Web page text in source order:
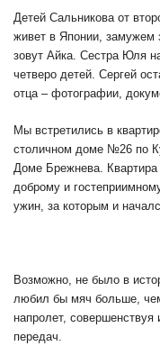
Детей Сальникова от
живет в Японии, замужем
зовут Айка. Сестра Юля
четверо детей. Сергей
отца – фотографии,
Мы встретились в
столичном доме №26 по
Доме Брежнева.
доброму и
ужин, за которым и
Возможно, не было в
любил бы мяч больше,
напролет, совершенствуя
передач.